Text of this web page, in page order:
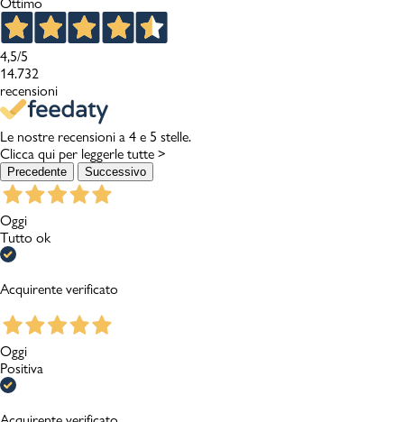
4,5/5
14.732
recensioni
Le nostre recensioni a 4 e 5 stelle.
Clicca qui per leggerle tutte >
Precedente Successivo
Oggi
Tutto ok
Acquirente verificato
Oggi
Positiva